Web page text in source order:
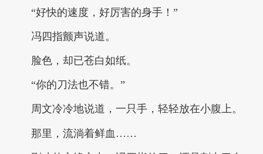
“好快的速度，好厉害的身手！”
冯四指颤声说道。
脸色，却已苍白如纸。
“你的刀法也不错。”
周文冷冷地说道，一只手，轻轻放在小腹上。
那里，流淌着鲜血……